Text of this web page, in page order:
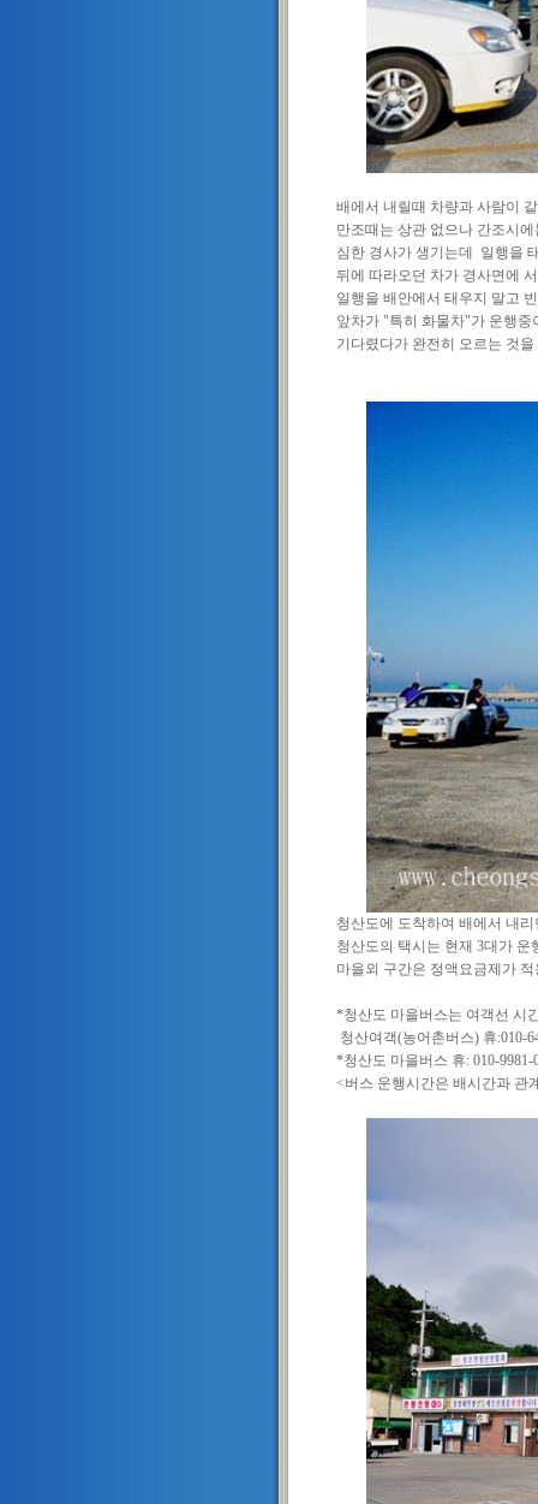
배에서 내릴때 차량과 사람이
만조때는 상관 없으나 간조시
심한 경사가 생기는데 일행을
뒤에 따라오던 차가 경사면에
일행을 배안에서 태우지 말고
앞차가 "특히 화물차"가 운행
기다렸다가 완전히 오르는 것
청산도에 도착하여 배에서 내
청산도의 택시는 현재 3대가
마을외 구간은 정액요금제가
*청산도 마을버스는 여객선 시
청산여객(농어촌버스) 휴:010-
*청산도 마을버스 휴: 010-
<버스 운행시간은 배시간과 관